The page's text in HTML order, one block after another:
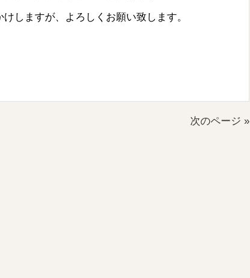
けしますが、よろしくお願い致します。
次のページ »